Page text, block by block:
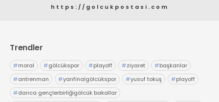
https://golcukpostasi.com
Trendler
#moral #gölcükspor #playoff #ziyaret #başkanlar
#antrenman #yarıfinalgölcükspor #yusuf tokuş #playoff
#darıca gençlerbirliğigölcük bakallar